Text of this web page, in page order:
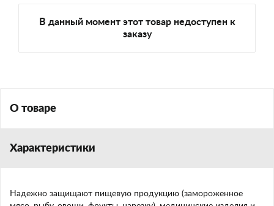
В данный момент этот товар недоступен к
заказу
О товаре
Характеристики
Надежно защищают пищевую продукцию (замороженное